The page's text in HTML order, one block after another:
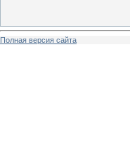
Полная версия сайта